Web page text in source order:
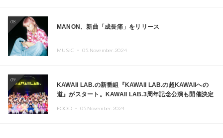
08
MANON、新曲「成長痛」をリリース
MUSIC ・ 05.November.2024
09
KAWAII LAB.の新番組『KAWAII LAB.の超KAWAIIへの
道』がスタート。KAWAII LAB.3周年記念公演も開催決定
FOOD ・ 05.November.2024